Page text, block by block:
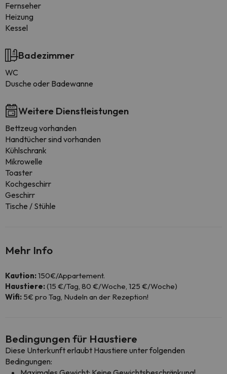
Fernseher
Heizung
Kessel
Badezimmer
WC
Dusche oder Badewanne
Weitere Dienstleistungen
Bettzeug vorhanden
Handtücher sind vorhanden
Kühlschrank
Mikrowelle
Toaster
Kochgeschirr
Geschirr
Tische / Stühle
Mehr Info
Kaution:150€/Appartement.
Haustiere:(15 €/Tag, 80 €/Woche, 125 €/Woche)
Wifi: 5€ pro Tag, Nudeln an der Rezeption!
Bedingungen für Haustiere
Diese Unterkunft erlaubt Haustiere unter folgenden
Bedingungen: